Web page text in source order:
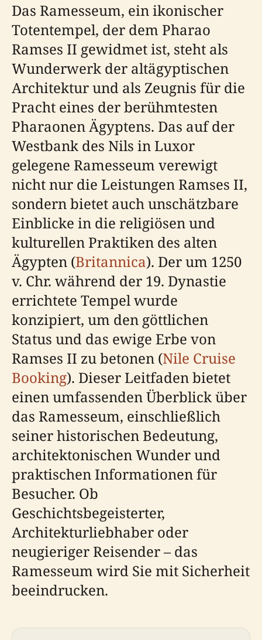
Das Ramesseum, ein ikonischer
Totentempel, der dem Pharao
Ramses II gewidmet ist, steht als
Wunderwerk der altägyptischen
Architektur und als Zeugnis für die
Pracht eines der berühmtesten
Pharaonen Ägyptens. Das auf der
Westbank des Nils in Luxor
gelegene Ramesseum verewigt
nicht nur die Leistungen Ramses II,
sondern bietet auch unschätzbare
Einblicke in die religiösen und
kulturellen Praktiken des alten
Ägypten (Britannica). Der um 1250
v. Chr. während der 19. Dynastie
errichtete Tempel wurde
konzipiert, um den göttlichen
Status und das ewige Erbe von
Ramses II zu betonen (Nile Cruise
Booking). Dieser Leitfaden bietet
einen umfassenden Überblick über
das Ramesseum, einschließlich
seiner historischen Bedeutung,
architektonischen Wunder und
praktischen Informationen für
Besucher. Ob
Geschichtsbegeisterter,
Architekturliebhaber oder
neugieriger Reisender – das
Ramesseum wird Sie mit Sicherheit
beeindrucken.